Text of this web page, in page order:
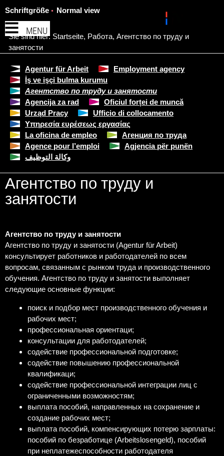
MENU
Schriftgröße Normal view
Sie sind hier: Startseite, Работа, Агентство по труду и
занятости
Agentur für Arbeit
Employment agency
İş ve işçi bulma kurumu
Агентство по труду и занятости
Agencija za rad
Oficiul forței de muncă
Urząd Pracy
Ufficio di collocamento
Υπηρεσία ευρέσεως εργασίας
La oficina de empleo
Агенция по труда
Agence pour l’emploi
Agjencia për punën
وكالة التوظيف
Агентство по труду и
занятости
Агентство по труду и занятости
Агентство по труду и занятости (Agentur für Arbeit)
консультирует работников и работодателей по всем
вопросам, связанным с рынком труда и производственного
обучения. Агентство по труду и занятости выполняет
следующие основные функции:
поиск и подбор мест производственного обучения и
рабочих мест;
профессиональная ориентаци;
консультации для работодателей;
содействие профессиональной подготовке;
содействие повышению профессиональной
квалификаци;
содействие профессиональной интеграции лиц с
ограниченными возможностям;
выплата пособий, направленных на сохранение и
создание рабочих мест;
выплата пособий, компенсирующих потерю зарплаты:
пособий по безработице (Arbeitslosengeld), пособий
при неплатежеспособности работодателя